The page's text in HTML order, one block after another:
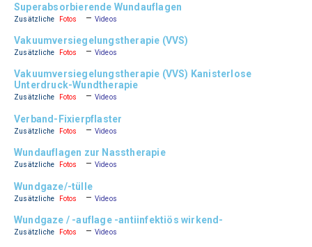
Superabsorbierende Wundauflagen
Zusätzliche Fotos – Videos
Vakuumversiegelungstherapie (VVS)
Zusätzliche Fotos – Videos
Vakuumversiegelungstherapie (VVS) Kanisterlose
Unterdruck-Wundtherapie
Zusätzliche Fotos – Videos
Verband-Fixierpflaster
Zusätzliche Fotos – Videos
Wundauflagen zur Nasstherapie
Zusätzliche Fotos – Videos
Wundgaze/-tülle
Zusätzliche Fotos – Videos
Wundgaze / -auflage -antiinfektiös wirkend-
Zusätzliche Fotos – Videos